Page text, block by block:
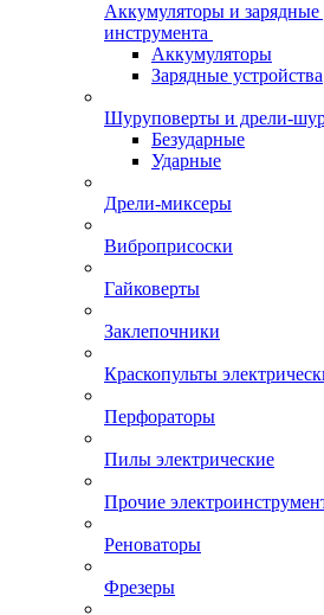
Аккумуляторы и зарядные
инструмента
Аккумуляторы
Зарядные устройства
Шуруповерты и дрели-
Безударные
Ударные
Дрели-миксеры
Виброприсоски
Гайковерты
Заклепочники
Краскопульты
Перфораторы
Пилы электрические
Прочие
Реноваторы
Фрезеры